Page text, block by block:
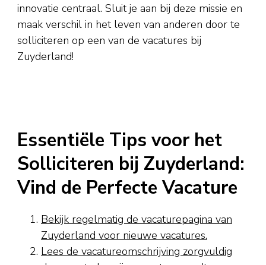
innovatie centraal. Sluit je aan bij deze missie en
maak verschil in het leven van anderen door te
solliciteren op een van de vacatures bij
Zuyderland!
Essentiële Tips voor het
Solliciteren bij Zuyderland:
Vind de Perfecte Vacature
Bekijk regelmatig de vacaturepagina van
Zuyderland voor nieuwe vacatures.
Lees de vacatureomschrijving zorgvuldig